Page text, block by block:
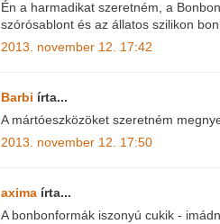
Én a harmadikat szeretném, a
szórósablont és az állatos szilikon
2013. november 12. 17:42
Barbi írta...
A mártóeszközöket szeretném
2013. november 12. 17:50
axima írta...
A bonbonformák iszonyú cukik -